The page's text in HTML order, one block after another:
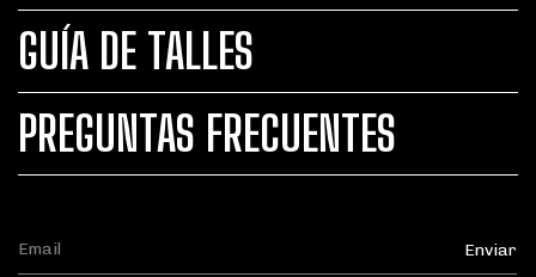
GUÍA DE TALLES
PREGUNTAS FRECUENTES